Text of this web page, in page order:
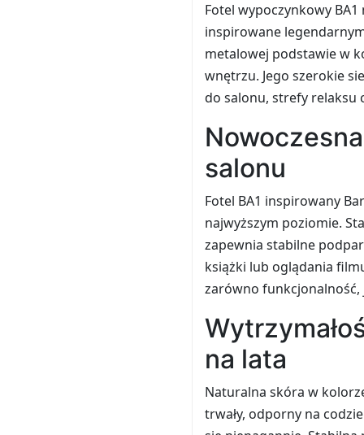
Fotel wypoczynkowy
inspirowane
metalowej podstawie w
wnętrzu. Jego szerokie
do salonu, strefy relaksu
salonu
Fotel BA1 inspirowany
najwyższym poziomie.
zapewnia stabilne
książki lub oglądania
zarówno funkcjonalność,
na lata
Naturalna skóra w
trwały, odporny na